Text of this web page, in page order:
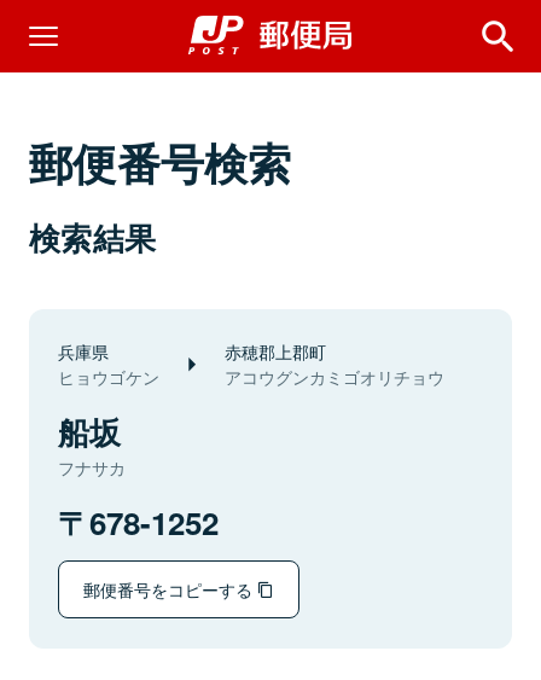
郵便番号検索
検索結果
兵庫県
ヒョウゴケン
赤穂郡上郡町
アコウグンカミゴオリチョウ
船坂
フナサカ
678-1252
郵便番号をコピーする